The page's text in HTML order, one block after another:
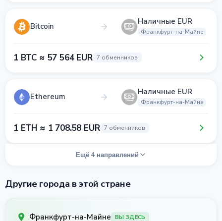
Bitcoin Наличные EUR
Франкфурт-на-Майне
1 BTC ≈ 57 564 EUR 7 обменников
Ethereum Наличные EUR
Франкфурт-на-Майне
1 ETH ≈ 1 708.58 EUR 7 обменников
Ещё 4 направлений
Другие города в этой стране
Франкфурт-на-Майне ВЫ ЗДЕСЬ